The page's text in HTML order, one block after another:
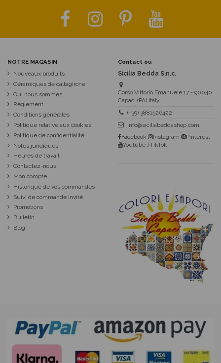
NOTRE MAGASIN
Nouveaux produits
Céramiques de caltagirone
Qui nous sommes
Règlement
Conditions générales
Politique relative aux cookies
Politique de confidentialité
Notes juridiques
Heures de travail
Contactez-nous
Mon compte
Historique de vos commandes
Suivi de commande invité
Promotions
Bulletin
Blog
Contact ou
Sicilia Bedda S.n.c.
Corso Vittorio Emanuele 17 - 90040
Capaci (PA) Italy
(+39) 3881526422
info@siciliabeddashop.com
Facebook
Instagram
Pinterest
Youtube ♪TikTok